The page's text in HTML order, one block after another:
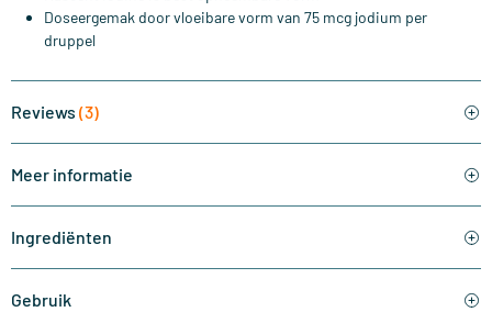
Doseergemak door vloeibare vorm van 75 mcg jodium per
druppel
Reviews (3)
Meer informatie
Ingrediënten
Gebruik